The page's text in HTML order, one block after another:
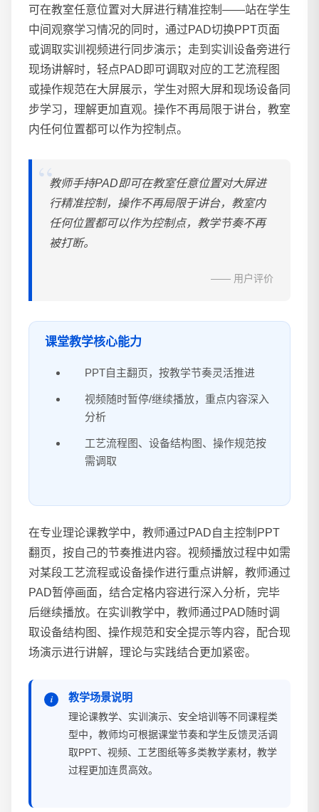
可在教室任意位置对大屏进行精准控制——站在学生
中间观察学习情况的同时，通过PAD切换PPT页面
或调取实训视频进行同步演示；走到实训设备旁进行
现场讲解时，轻点PAD即可调取对应的工艺流程图
或操作规范在大屏展示，学生对照大屏和现场设备同
步学习，理解更加直观。操作不再局限于讲台，教室
内任何位置都可以作为控制点。
教师手持PAD即可在教室任意位置对大屏进
行精准控制，操作不再局限于讲台，教室内
任何位置都可以作为控制点，教学节奏不再
被打断。
—— 用户评价
课堂教学核心能力
PPT自主翻页，按教学节奏灵活推进
视频随时暂停/继续播放，重点内容深入
分析
工艺流程图、设备结构图、操作规范按
需调取
在专业理论课教学中，教师通过PAD自主控制PPT
翻页，按自己的节奏推进内容。视频播放过程中如需
对某段工艺流程或设备操作进行重点讲解，教师通过
PAD暂停画面，结合定格内容进行深入分析，完毕
后继续播放。在实训教学中，教师通过PAD随时调
取设备结构图、操作规范和安全提示等内容，配合现
场演示进行讲解，理论与实践结合更加紧密。
教学场景说明
理论课教学、实训演示、安全培训等不同课程类
型中，教师均可根据课堂节奏和学生反馈灵活调
取PPT、视频、工艺图纸等多类教学素材，教学
过程更加连贯高效。